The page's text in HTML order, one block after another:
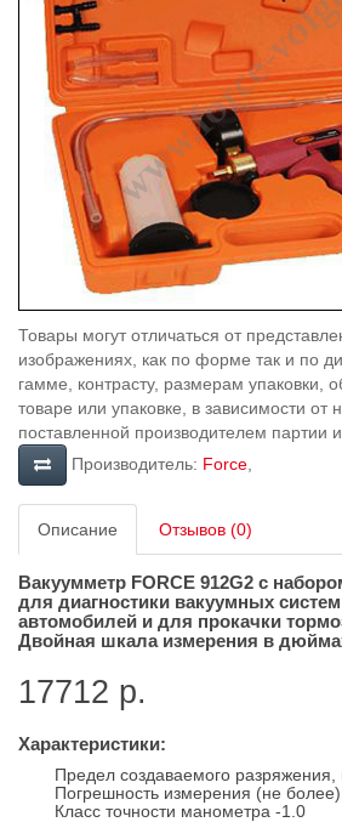
Товары могут отличаться от
изображениях, как по форме так и по
гамме, контрасту, размерам упаковки,
товаре или упаковке, в зависимости от
поставленной производителем партии
Производитель: Force
Описание Отзывов (0)
Вакуумметр FORCE 912G2 с
для диагностики вакуумных
автомобилей и для прокачки
Двойная шкала измерения в
17712 р.
Характеристики:
Предел создаваемого разряжения,
Погрешность измерения (не
Класс точности манометра -1.0